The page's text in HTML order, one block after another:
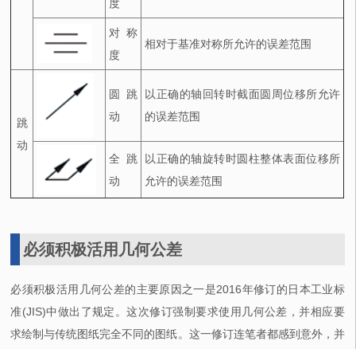
度
对称
度
相对于基准对称所允许的误差范围
跳
动
圆跳
动
以正确的轴回转时截面圆周位移所允许
的误差范围
全跳
动
以正确的轴旋转时圆柱整体表面位移所
允许的误差范围
必须积极活用几何公差
必须积极活用几何公差的主要原因之一是2016年修订的日本工业标
准(JIS)中做出了规定。这次修订强制要求使用几何公差，并相应要
求绘制与传统图纸完全不同的图纸。这一修订连笔者都感到意外，并